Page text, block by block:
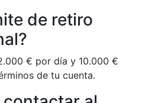
de retiro
€ por día y 10.000 €
de tu cuenta.